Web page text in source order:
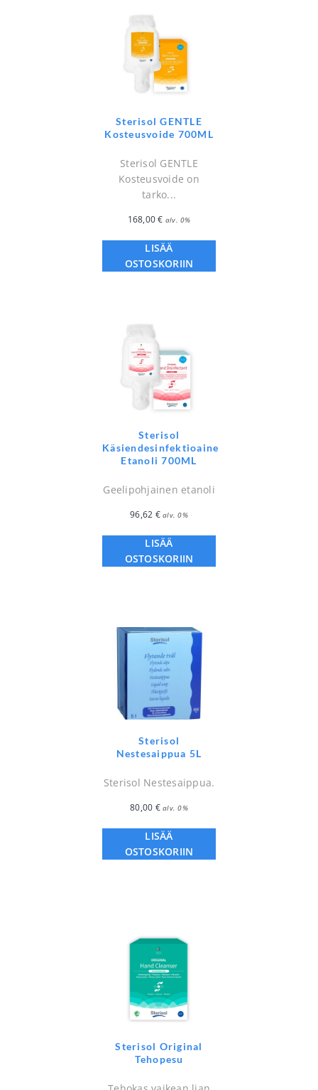
Sterisol GENTLE
Kosteusvoide 700ML
Sterisol GENTLE
Kosteusvoide on
tarko...
168,00€ alv. 0%
LISÄÄ
OSTOSKORIIN
Sterisol
Käsiendesinfektioaine
Etanoli 700ML
Geelipohjainen etanoli
96,62 € alv. 0%
LISÄÄ
OSTOSKORIIN
Sterisol
Nestesaippua 5L
Sterisol Nestesaippua.
80,00 € alv. 0%
LISÄÄ
OSTOSKORIIN
Sterisol Original
Tehopesu